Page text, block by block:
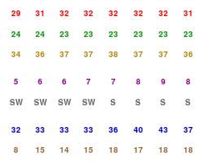
29 31 32 32 32 32 32 31
24 24 23 23 23 23 23 23
34 36 37 37 38 37 37 36
5 6 6 7 7 8 9 8
SW SW SW SW S S S S
32 33 33 33 36 40 43 37
8 15 14 15 18 17 18 18